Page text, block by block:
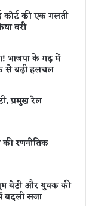
कोर्ट की एक गलती
बरी
भाजपा के गढ़ में
से बढ़ी हलचल
प्रमुख रेल
की रणनीतिक
बेटी और युवक की
बदली सजा